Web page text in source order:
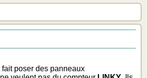
poser des panneaux